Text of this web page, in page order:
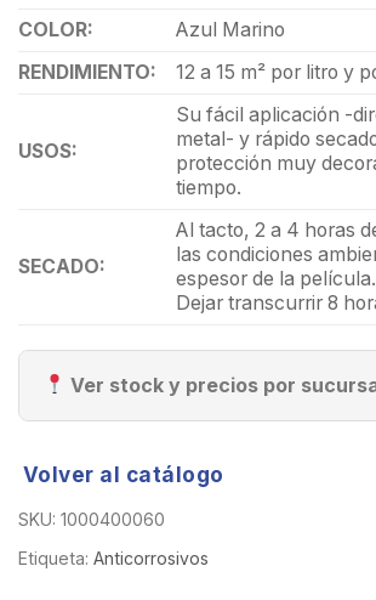
COLOR:
Azul Marino
RENDIMIENTO:
12 a 15 m² por litro y
USOS:
Su fácil aplicación -
metal- y rápido
protección muy
tiempo.
SECADO:
Al tacto, 2 a 4 horas
las condiciones
espesor de la película.
Dejar transcurrir 8
Ver stock y precios por
Volver al catálogo
SKU: 1000400060
Etiqueta: Anticorrosivos